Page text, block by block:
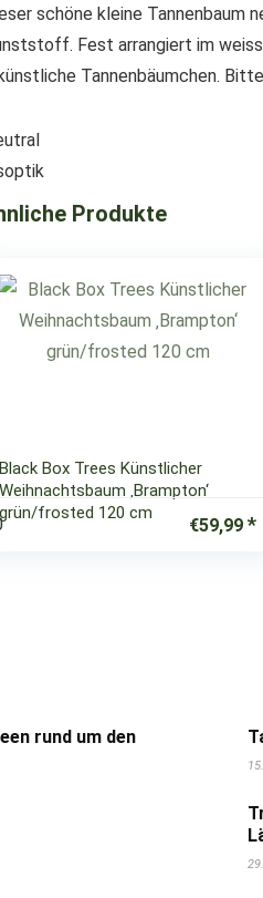
schöne kleine Tannenbaum
Fest arrangiert im
Tannenbäumchen.
Produkte
Black Box Trees Künstlicher
Weihnachtsbaum ‚Brampton‘
grün/frosted 120 cm
€59,99
rund um den